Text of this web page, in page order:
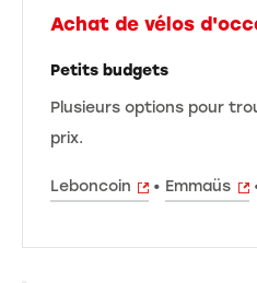
Achat de vélos
Petits budgets
Plusieurs options pour
prix.
Leboncoin • Emmaüs